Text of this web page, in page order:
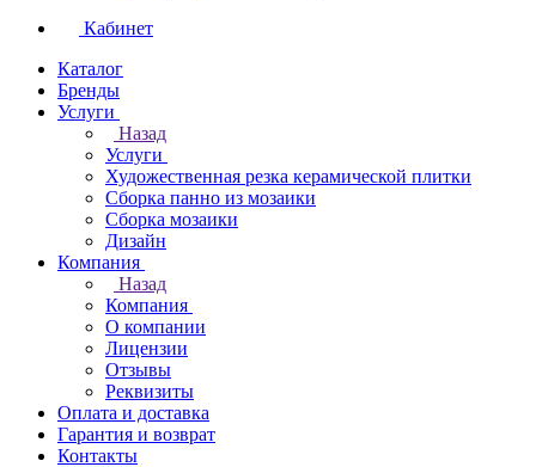
Кабинет
Каталог
Бренды
Услуги
Назад
Услуги
Художественная резка керамической плитки
Сборка панно из мозаики
Сборка мозаики
Дизайн
Компания
Назад
Компания
О компании
Лицензии
Отзывы
Реквизиты
Оплата и доставка
Гарантия и возврат
Контакты